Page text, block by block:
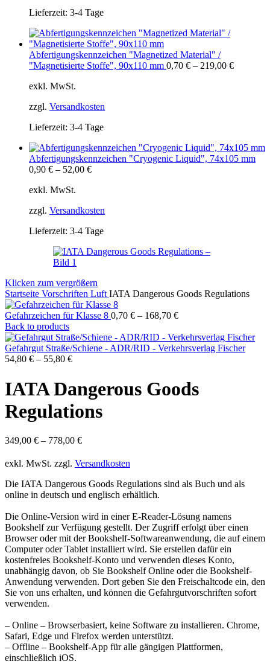
Lieferzeit: 3-4 Tage
Abfertigungskennzeichen "Magnetized Material" /
"Magnetisierte Stoffe", 90x110 mm 0,70 € – 219,00 €
exkl. MwSt.
zzgl. Versandkosten
Lieferzeit: 3-4 Tage
Abfertigungskennzeichen "Cryogenic Liquid", 74x105 mm
0,90 € – 52,00 €
exkl. MwSt.
zzgl. Versandkosten
Lieferzeit: 3-4 Tage
Klicken zum vergrößern
Startseite Vorschriften Luft IATA Dangerous Goods Regulations
Gefahrzeichen für Klasse 8 0,70 € – 168,70 €
Back to products
Gefahrgut Straße/Schiene - ADR/RID - Verkehrsverlag Fischer
54,80 € – 55,80 €
IATA Dangerous Goods
Regulations
349,00 € – 778,00 €
exkl. MwSt. zzgl. Versandkosten
Die IATA Dangerous Goods Regulations sind als Buch und als
online in deutsch und englisch erhältlich.
Die Online-Version wird in einer E-Reader-Lösung namens
Bookshelf zur Verfügung gestellt. Der Zugriff erfolgt über einen
Browser oder mit der Bookshelf-Softwareanwendung, die auf einem
Computer oder Tablet installiert wird. Sie erstellen dafür ein
kostenfreies Bookshelf-Konto und verwenden dieses Konto,
unabhängig davon, ob Sie Bookshelf Online oder die Bookshelf-
Anwendung verwenden. Dort geben Sie den Freischaltcode ein, den
Sie von uns erhalten, und können die Gefahrgutvorschriften sofort
verwenden.
– Online – Browserbasiert, keine Software zu installieren. Chrome,
Safari, Edge und Firefox werden unterstützt.
– Offline – Bookshelf-App für alle gängigen Plattformen,
einschließlich iOS.